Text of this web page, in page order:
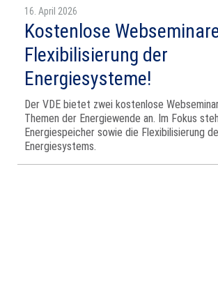
16. April 2026
Kostenlose
Flexibilisierung der
Energiesysteme!
Der VDE bietet zwei kostenlose
Themen der Energiewende an. Im Fokus
Energiespeicher sowie die Flexibilisierung
Energiesystems.